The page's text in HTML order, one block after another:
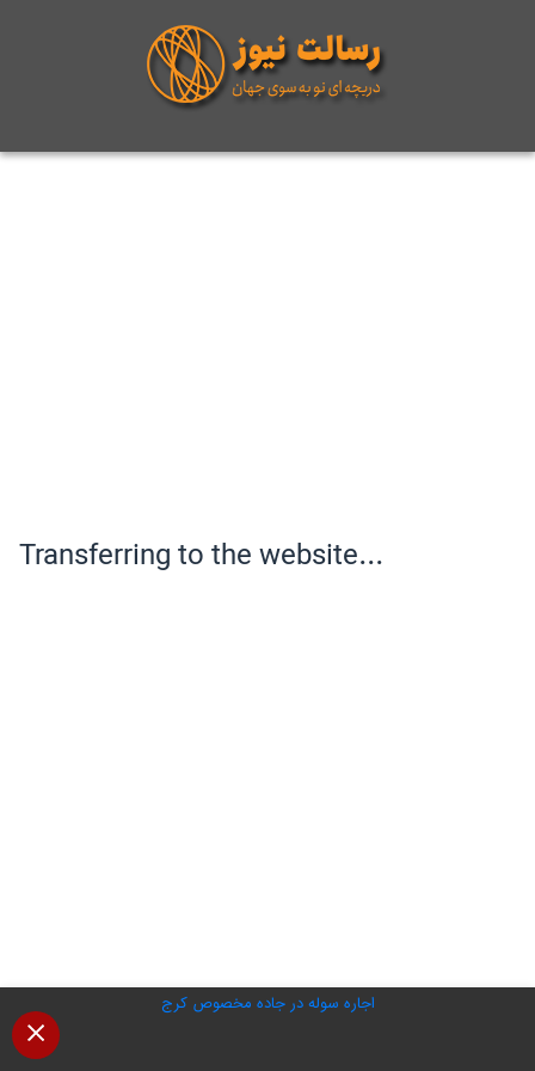
اجاره سوله در جاده مخصوص کرج